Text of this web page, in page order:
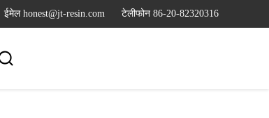
ईमेल honest@jt-resin.com टेलीफोन 86-20-82320316